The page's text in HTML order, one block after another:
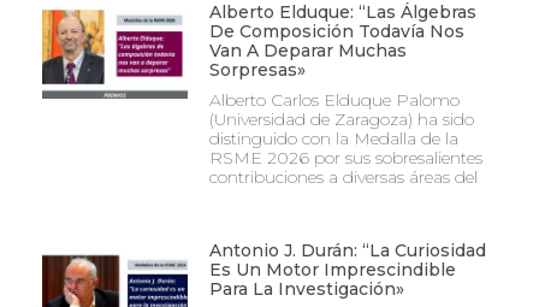
Alberto Elduque: “Las Álgebras
De Composición Todavía Nos
Van A Deparar Muchas
Sorpresas»
Alberto Carlos Elduque Palomo
(Universidad de Zaragoza) ha sido
distinguido con la Medalla de la
RSME 2026 por sus sobresalientes
contribuciones a diversas áreas del
Antonio J. Durán: “La Curiosidad
Es Un Motor Imprescindible
Para La Investigación»